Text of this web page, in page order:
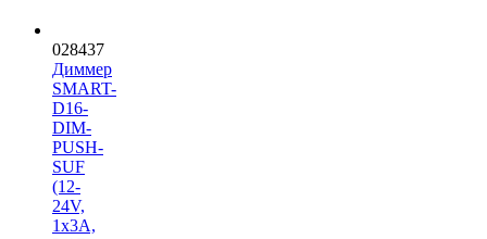
028437
Диммер
SMART-
D16-
DIM-
PUSH-
SUF
(12-
24V,
1x3A,